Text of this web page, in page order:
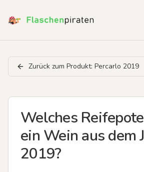
Zurück zum Produkt: Percarlo 2019
Welches
ein Wein aus dem
2019?